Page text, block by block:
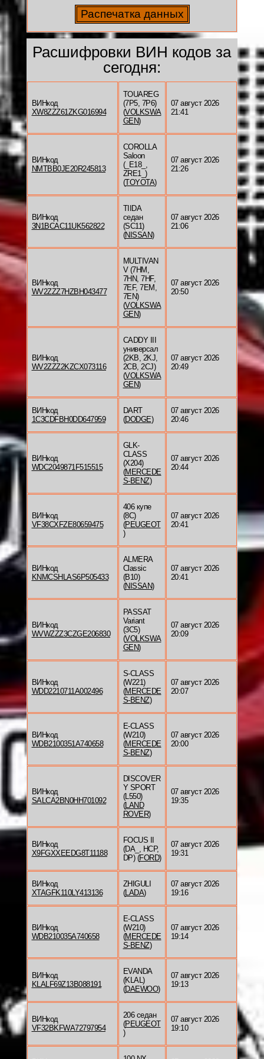
Расшифровки ВИН кодов за
сегодня:
ВИНкод
XW8ZZZ61ZKG016994
TOUAREG
(7P5, 7P6)
(VOLKSWA
GEN)
07 август 2026
21:41
ВИНкод
NMTBB0JE20R245813
COROLLA
Saloon
(_E18_,
ZRE1_)
(TOYOTA)
07 август 2026
21:26
ВИНкод
3N1BCAC11UK562822
TIIDA
седан
(SC11)
(NISSAN)
07 август 2026
21:06
ВИНкод
WV2ZZZ7HZBH043477
MULTIVAN
V (7HM,
7HN, 7HF,
7EF, 7EM,
7EN)
(VOLKSWA
GEN)
07 август 2026
20:50
ВИНкод
WV2ZZZ2KZCX073116
CADDY III
универсал
(2KB, 2KJ,
2CB, 2CJ)
(VOLKSWA
GEN)
07 август 2026
20:49
ВИНкод
1C3CDFBH0DD647959
DART
(DODGE)
07 август 2026
20:46
ВИНкод
WDC2049871F515515
GLK-
CLASS
(X204)
(MERCEDE
S-BENZ)
07 август 2026
20:44
ВИНкод
VF38CXFZE80659475
406 купе
(8C)
(PEUGEOT
)
07 август 2026
20:41
ВИНкод
KNMCSHLAS6P505433
ALMERA
Classic
(B10)
(NISSAN)
07 август 2026
20:41
ВИНкод
WVWZZZ3CZGE206830
PASSAT
Variant
(3C5)
(VOLKSWA
GEN)
07 август 2026
20:09
ВИНкод
WDD2210711A002496
S-CLASS
(W221)
(MERCEDE
S-BENZ)
07 август 2026
20:07
ВИНкод
WDB2100351A740658
E-CLASS
(W210)
(MERCEDE
S-BENZ)
07 август 2026
20:00
ВИНкод
SALCA2BN0HH701092
DISCOVER
Y SPORT
(L550)
(LAND
ROVER)
07 август 2026
19:35
ВИНкод
X9FGXXEEDG8T11188
FOCUS II
(DA_, HCP,
DP) (FORD)
07 август 2026
19:31
ВИНкод
XTAGFK110LY413136
ZHIGULI
(LADA)
07 август 2026
19:16
ВИНкод
WDB210035A740658
E-CLASS
(W210)
(MERCEDE
S-BENZ)
07 август 2026
19:14
ВИНкод
KLALF69Z13B088191
EVANDA
(KLAL)
(DAEWOO)
07 август 2026
19:13
ВИНкод
VF32BKFWA72797954
206 седан
(PEUGEOT
)
07 август 2026
19:10